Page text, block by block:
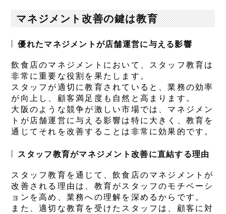
マネジメント改善の鍵は教育
優れたマネジメントが店舗運営に与える影響
飲食店のマネジメントにおいて、スタッフ教育は
非常に重要な役割を果たします。
スタッフが適切に教育されていると、業務の効率
が向上し、顧客満足度も自然と高まります。
大阪のような競争が激しい市場では、マネジメン
トが店舗運営に与える影響は特に大きく、教育を
通じてそれを改善することは非常に効果的です。
スタッフ教育がマネジメント改善に直結する理由
スタッフ教育を通じて、飲食店のマネジメントが
改善される理由は、教育がスタッフのモチベーシ
ョンを高め、業務への理解を深めるからです。
また、適切な教育を受けたスタッフは、顧客に対